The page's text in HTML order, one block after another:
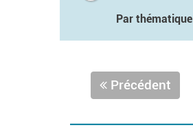
Par thématique
Précédent